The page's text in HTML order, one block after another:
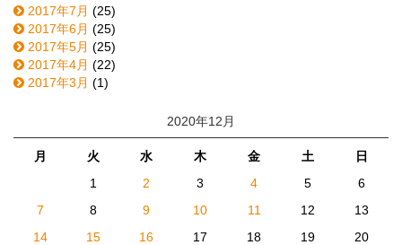
2017年7月 (25)
2017年6月 (25)
2017年5月 (25)
2017年4月 (22)
2017年3月 (1)
2020年12月
月 火 水 木 金 土
日
1
2 3 4 5
6
7
8 9 10 11 12
13
14
15 16 17 18 19
20